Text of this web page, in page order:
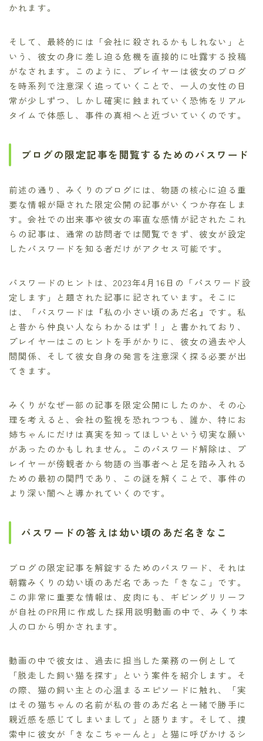
かれます。
そして、最終的には「会社に殺されるかもしれない」と
いう、彼女の身に差し迫る危機を直接的に吐露する投稿
がなされます。このように、プレイヤーは彼女のブログ
を時系列で注意深く追っていくことで、一人の女性の日
常が少しずつ、しかし確実に蝕まれていく恐怖をリアル
タイムで体感し、事件の真相へと近づいていくのです。
ブログの限定記事を閲覧するためのパスワード
前述の通り、みくりのブログには、物語の核心に迫る重
要な情報が隠された限定公開の記事がいくつか存在しま
す。会社での出来事や彼女の率直な感情が記されたこれ
らの記事は、通常の訪問者では閲覧できず、彼女が設定
したパスワードを知る者だけがアクセス可能です。
パスワードのヒントは、2023年4月16日の「パスワード設
定します」と題された記事に記されています。そこに
は、「パスワードは『私の小さい頃のあだ名』です。私
と昔から仲良い人ならわかるはず！」と書かれており、
プレイヤーはこのヒントを手がかりに、彼女の過去や人
間関係、そして彼女自身の発言を注意深く探る必要が出
てきます。
みくりがなぜ一部の記事を限定公開にしたのか、その心
理を考えると、会社の監視を恐れつつも、誰か、特にお
姉ちゃんにだけは真実を知ってほしいという切実な願い
があったのかもしれません。このパスワード解除は、プ
レイヤーが傍観者から物語の当事者へと足を踏み入れる
ための最初の関門であり、この謎を解くことで、事件の
より深い闇へと導かれていくのです。
パスワードの答えは幼い頃のあだ名きなこ
ブログの限定記事を解錠するためのパスワード、それは
朝霧みくりの幼い頃のあだ名であった「きなこ」です。
この非常に重要な情報は、皮肉にも、ギビングリリーフ
が自社のPR用に作成した採用説明動画の中で、みくり本
人の口から明かされます。
動画の中で彼女は、過去に担当した業務の一例として
「脱走した飼い猫を探す」という案件を紹介します。そ
の際、猫の飼い主との心温まるエピソードに触れ、「実
はその猫ちゃんの名前が私の昔のあだ名と一緒で勝手に
親近感を感じてしまいまして」と語ります。そして、捜
索中に彼女が「きなこちゃーんと」と猫に呼びかけるシ